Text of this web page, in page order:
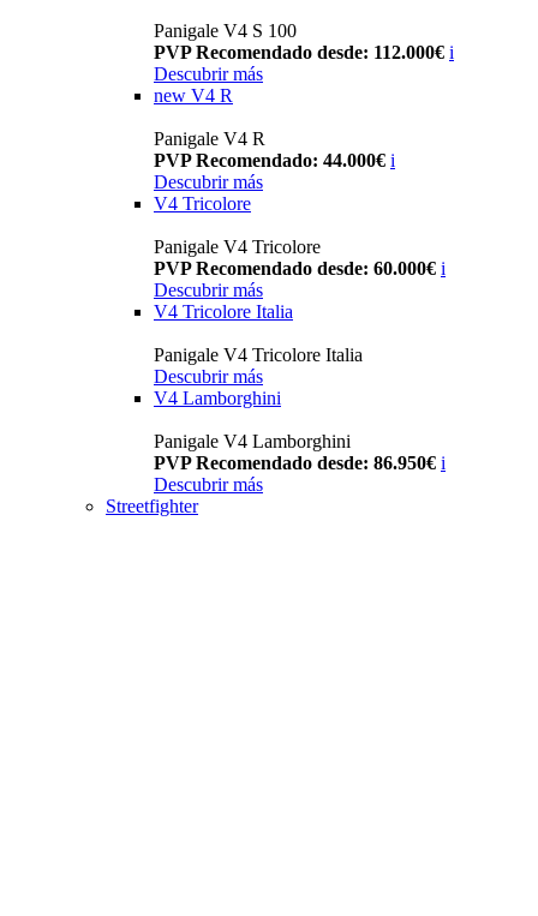
Panigale V4 S 100
PVP Recomendado desde: 112.000€ i
Descubrir más
new V4 R
Panigale V4 R
PVP Recomendado: 44.000€ i
Descubrir más
V4 Tricolore
Panigale V4 Tricolore
PVP Recomendado desde: 60.000€ i
Descubrir más
V4 Tricolore Italia
Panigale V4 Tricolore Italia
Descubrir más
V4 Lamborghini
Panigale V4 Lamborghini
PVP Recomendado desde: 86.950€ i
Descubrir más
Streetfighter